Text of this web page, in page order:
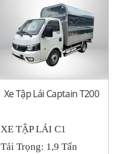
Xe Tập Lái Captain T200
XE TẬP LÁI C1
Tải Trọng: 1,9 Tấn